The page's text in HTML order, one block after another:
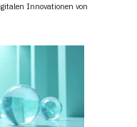
Innovationen von